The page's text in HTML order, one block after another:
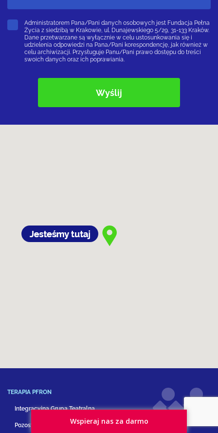
Administratorem Pana/Pani danych osobowych jest Fundacja Pełna
Życia z siedzibą w Krakowie, ul. Dunajewskiego 5/29, 31-133 Kraków.
Dane przetwarzane są wyłącznie w celu ustosunkowania się i
udzielenia odpowiedzi na Pana/Pani korespondencję, jak również w
celu archiwizacji. Przysługuje Panu/Pani prawo dostępu do treści
swoich danych oraz ich poprawiania.
TERAPIA PFRON
Integracyjna Grupa Teatralna
Pozostałe formy terapiiWspieraj nas za darmo